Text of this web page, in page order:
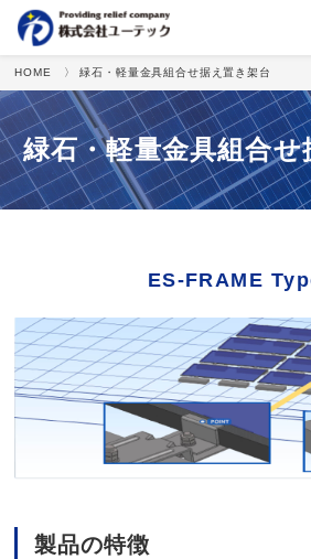
HOME 〉 緑石・軽量金具組合せ据え置き架台
緑石・軽量金具組合
ES-FRAME
製品の特徴